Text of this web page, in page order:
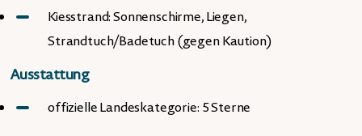
Kiesstrand: Sonnenschirme, Liegen,
Strandtuch/Badetuch (gegen Kaution)
Ausstattung
offizielle Landeskategorie: 5 Sterne